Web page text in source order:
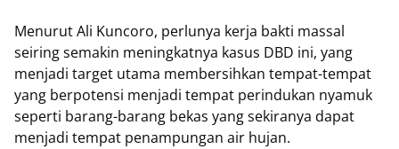
Menurut Ali Kuncoro, perlunya kerja bakti massal
seiring semakin meningkatnya kasus DBD ini, yang
menjadi target utama membersihkan tempat-tempat
yang berpotensi menjadi tempat perindukan nyamuk
seperti barang-barang bekas yang sekiranya dapat
menjadi tempat penampungan air hujan.